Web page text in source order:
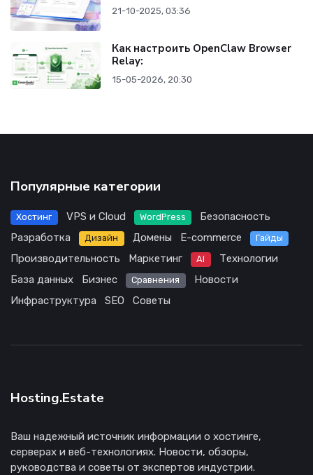
21-10-2025, 03:36
Как настроить OpenClaw Browser
Relay:
15-05-2026, 20:30
Популярные категории
Хостинг VPS и Cloud WordPress
Безопасность
Разработка
Дизайн Домены E-commerce Гайды
Производительность Маркетинг AI
Технологии
База данных
Бизнес Сравнения
Новости
Инфраструктура
SEO Советы
Hosting.Estate
Ваш надежный источник информации о хостинге,
серверах и веб-технологиях. Новости, обзоры,
руководства и советы от экспертов индустрии.